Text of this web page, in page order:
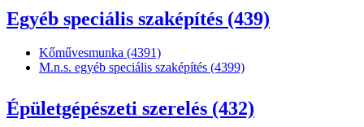
Egyéb speciális szaképítés (439)
Kőművesmunka (4391)
M.n.s. egyéb speciális szaképítés (4399)
Épületgépészeti szerelés (432)